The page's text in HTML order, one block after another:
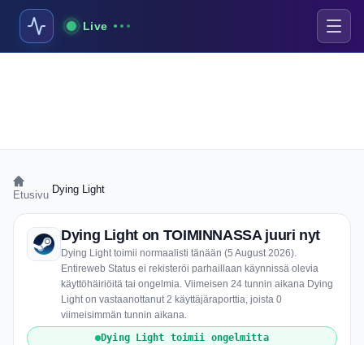
Live
Etusivu Dying Light
Dying Light on TOIMINNASSA juuri nyt
Dying Light toimii normaalisti tänään (5 August 2026).
Entireweb Status ei rekisteröi parhaillaan käynnissä olevia
käyttöhäiriöitä tai ongelmia. Viimeisen 24 tunnin aikana Dying
Light on vastaanottanut 2 käyttäjäraporttia, joista 0
viimeisimmän tunnin aikana.
Dying Light toimii ongelmitta